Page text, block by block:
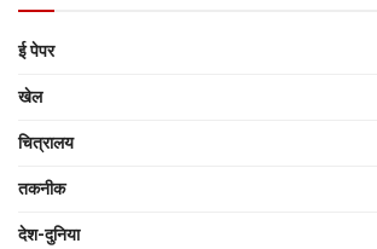
ई पेपर
खेल
चित्रालय
तकनीक
देश-दुनिया